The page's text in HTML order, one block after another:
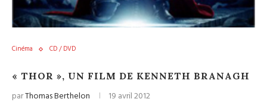
Cinéma CD / DVD
« THOR », UN FILM DE KENNETH BRANAGH
parThomas Berthelon 19 avril 2012